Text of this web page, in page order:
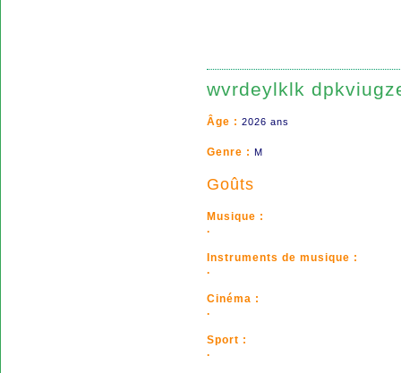
wvrdeylklk
Âge : 2026 ans
Genre : M
Goûts
Musique :
.
Instruments de musique :
.
Cinéma :
.
Sport :
.